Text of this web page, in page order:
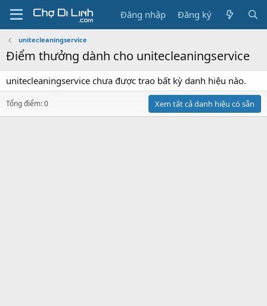
Đăng nhập Đăng ký
unitecleaningservice
Điểm thưởng dành cho unitecleaningservice
unitecleaningservice chưa được trao bất kỳ danh hiệu nào.
Tổng điểm: 0 Xem tất cả danh hiệu có sẵn